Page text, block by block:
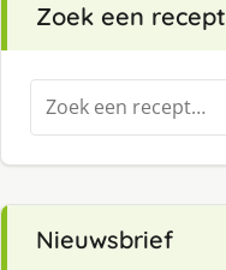
Zoek een recept
Zoeken
naar:
Nieuwsbrief